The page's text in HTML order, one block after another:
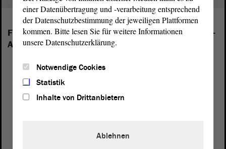
Folgende Fraktionen sind im Landtag von Sachsen-
Anhalt vertreten:
einer Datenübertragung und -verarbeitung entsprechend
der Datenschutzbestimmung der jeweiligen Plattformen
kommen. Bitte lesen Sie für weitere Informationen
unsere Datenschutzerklärung.
Notwendige Cookies
Statistik
Inhalte von Drittanbietern
Ablehnen